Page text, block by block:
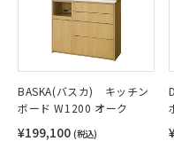
BASKA(バスカ) キッチン
ボード W1200 オーク
¥199,100 (税込)